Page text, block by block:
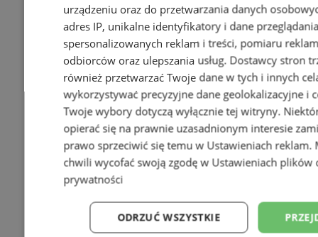
urządzeniu oraz do przetwarzania danych
adres IP, unikalne identyfikatory i dane
spersonalizowanych reklam i treści, pomiaru
odbiorców oraz ulepszania usług. Dostawcy stron
również przetwarzać Twoje dane w tych i innych
wykorzystywać precyzyjne dane geolokalizacyjne i
Twoje wybory dotyczą wyłącznie tej witryny.
opierać się na prawnie uzasadnionym interesie
prawo sprzeciwić się temu w Ustawieniach reklam.
chwili wycofać swoją zgodę w Ustawieniach plików
prywatności
ODRZUĆ WSZYSTKIE